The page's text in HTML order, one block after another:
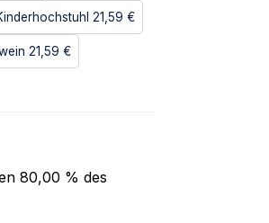
21,59 €
21,59 €
80,00 % des